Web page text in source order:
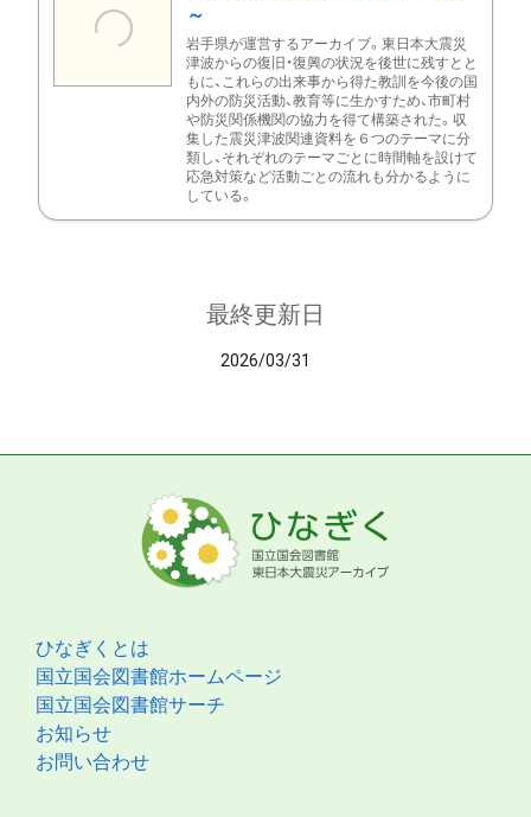
～
岩手県が運営するアーカイブ。東日本大震災
津波からの復旧・復興の状況を後世に残すとと
もに、これらの出来事から得た教訓を今後の国
内外の防災活動、教育等に生かすため、市町村
や防災関係機関の協力を得て構築された。収
集した震災津波関連資料を６つのテーマに分
類し、それぞれのテーマごとに時間軸を設けて
応急対策など活動ごとの流れも分かるように
している。
最終更新日
2026/03/31
ひなぎくとは
国立国会図書館ホームページ
国立国会図書館サーチ
お知らせ
お問い合わせ